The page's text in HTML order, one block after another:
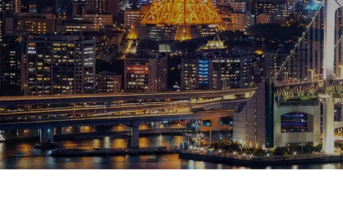
スポーツ 競馬
テニス四大大会・五輪
テニス四大大会・五輪